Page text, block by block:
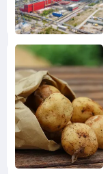
Снимка:
Пиксабей